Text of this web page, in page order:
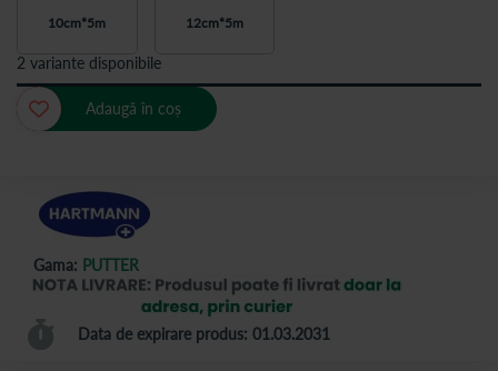
Gama: PUTTER
Data de expirare produs: 01.03.2031
10cm*5m 12cm*5m
2 variante disponibile
Adaugă în coș